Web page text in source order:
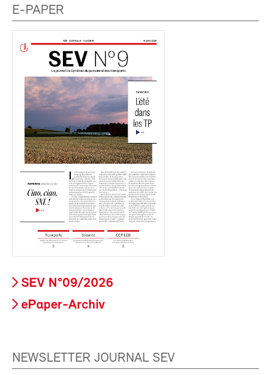
E-PAPER
SEV N°09/2026
ePaper-Archiv
NEWSLETTER JOURNAL SEV